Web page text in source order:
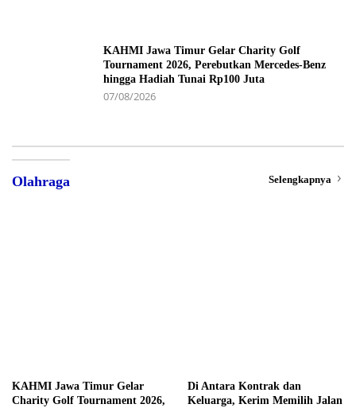
KAHMI Jawa Timur Gelar Charity Golf
Tournament 2026, Perebutkan Mercedes-Benz
hingga Hadiah Tunai Rp100 Juta
07/08/2026
Olahraga Selengkapnya
KAHMI Jawa Timur Gelar
Charity Golf Tournament 2026,
Di Antara Kontrak dan
Keluarga, Kerim Memilih Jalan